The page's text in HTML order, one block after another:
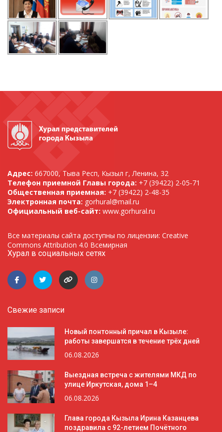
Адрес: 667000, Тыва Респ, Кызыл г, Ленина, 32
Телефон приемной Главы города: +7 (39422) 2-05-71
Общественная приемная: +7 (39422) 2-48-35
Электронная почта: gorhural@mail.ru
Официальный веб-сайт: www.gorhural.ru
Все материалы сайта доступны по лицензии: Creative
Commons Attribution 4.0 Всемирная
Хурал в социальных сетях
Свежие записи
Новый понтонный причал в Кызыле:
работы завершатся в течение трёх дней
06.08.2026
Выездная встреча с жителями МКД по
улице Иркутская, дома 1–4
06.08.2026
Глава города Кызыла Ирина Казанцева
поздравила с 92-летием Почётного